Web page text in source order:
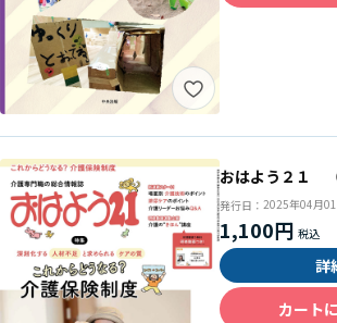
おはよう２１ （
発行日： 2025年04月
1,100円
詳
カート